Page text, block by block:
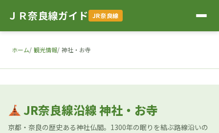
ＪＲ奈良線ガイド JR奈良線
ホーム 観光情報 神社・お寺
JR奈良線沿線 神社・お寺
京都・奈良の歴史ある神社仏閣。1300年の眠りを結ぶ路線沿いの